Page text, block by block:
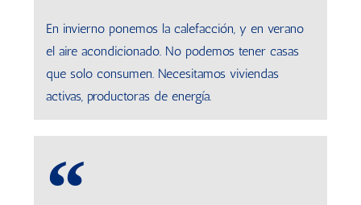
En invierno ponemos la calefacción, y en verano
el aire acondicionado. No podemos tener casas
que solo consumen. Necesitamos viviendas
activas, productoras de energía.